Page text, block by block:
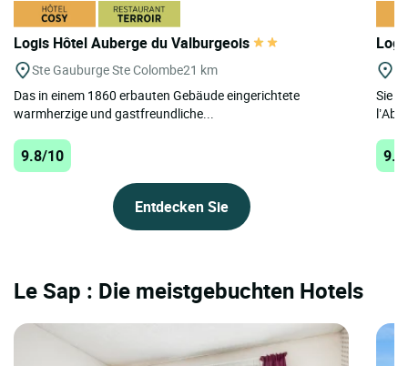
Logis Hôtel Auberge du Valburgeois
Ste Gauburge Ste Colombe21 km
Das in einem 1860 erbauten Gebäude eingerichtete
warmherzige und gastfreundliche...
9.8/10
Entdecken Sie
Sie
Le Sap : Die meistgebuchten Hotels